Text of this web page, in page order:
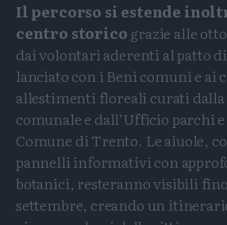
Il percorso si estende
centro storico grazie alle
dai volontari aderenti al patto
lanciato con i Beni comuni e ai
allestimenti floreali curati
comunale e dall’Ufficio parchi
Comune di Trento. Le aiuole,
pannelli informativi con
botanici, resteranno visibili
settembre, creando un